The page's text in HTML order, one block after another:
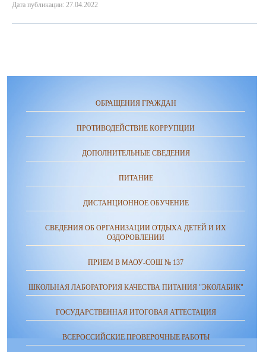
Дата публикации: 27.04.2022
ОБРАЩЕНИЯ ГРАЖДАН
ПРОТИВОДЕЙСТВИЕ КОРРУПЦИИ
ДОПОЛНИТЕЛЬНЫЕ СВЕДЕНИЯ
ПИТАНИЕ
ДИСТАНЦИОННОЕ ОБУЧЕНИЕ
СВЕДЕНИЯ ОБ ОРГАНИЗАЦИИ ОТДЫХА ДЕТЕЙ И ИХ
ОЗДОРОВЛЕНИИ
ПРИЕМ В МАОУ-СОШ № 137
ШКОЛЬНАЯ ЛАБОРАТОРИЯ КАЧЕСТВА ПИТАНИЯ "ЭКОЛАБИК"
ГОСУДАРСТВЕННАЯ ИТОГОВАЯ АТТЕСТАЦИЯ
ВСЕРОССИЙСКИЕ ПРОВЕРОЧНЫЕ РАБОТЫ